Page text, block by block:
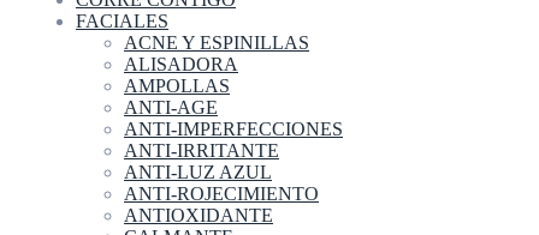
FACIALES
ACNE Y ESPINILLAS
ALISADORA
AMPOLLAS
ANTI-AGE
ANTI-IMPERFECCIONES
ANTI-IRRITANTE
ANTI-LUZ AZUL
ANTI-ROJECIMIENTO
ANTIOXIDANTE